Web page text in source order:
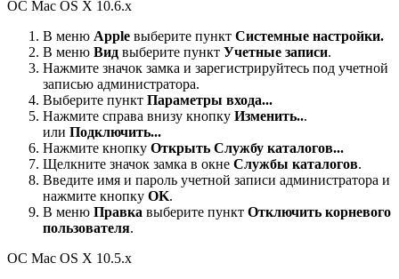
ОС Mac OS X 10.6.x
В меню Apple выберите пункт Системные настройки.
В меню Вид выберите пункт Учетные записи.
Нажмите значок замка и зарегистрируйтесь под учетной
записью администратора.
Выберите пункт Параметры входа...
Нажмите справа внизу кнопку Изменить...
или Подключить...
Нажмите кнопку Открыть Службу каталогов...
Щелкните значок замка в окне Службы каталогов.
Введите имя и пароль учетной записи администратора и
нажмите кнопку OK.
В меню Правка выберите пункт Отключить корневого
пользователя.
ОС Mac OS X 10.5.x